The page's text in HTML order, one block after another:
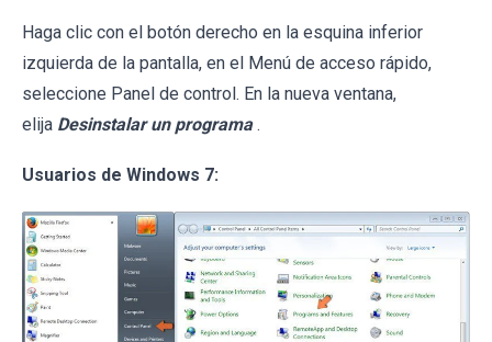
Haga clic con el botón derecho en la esquina inferior
izquierda de la pantalla, en el Menú de acceso rápido,
seleccione Panel de control. En la nueva ventana,
elija Desinstalar un programa .
Usuarios de Windows 7: